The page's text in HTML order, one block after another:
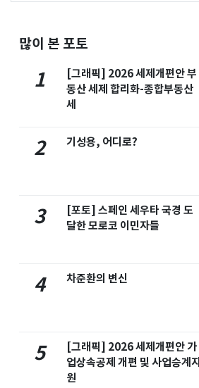
많이 본 포토
1
[그래픽] 2026 세제개편안 부
동산 세제 합리화-종합부동산
세
2 기성용, 어디로?
3
[포토] 스페인 세우타 국경 도
달한 모로코 이민자들
4 차준환의 변신
5
[그래픽] 2026 세제개편안 가
업상속공제 개편 및 사업승계지
원